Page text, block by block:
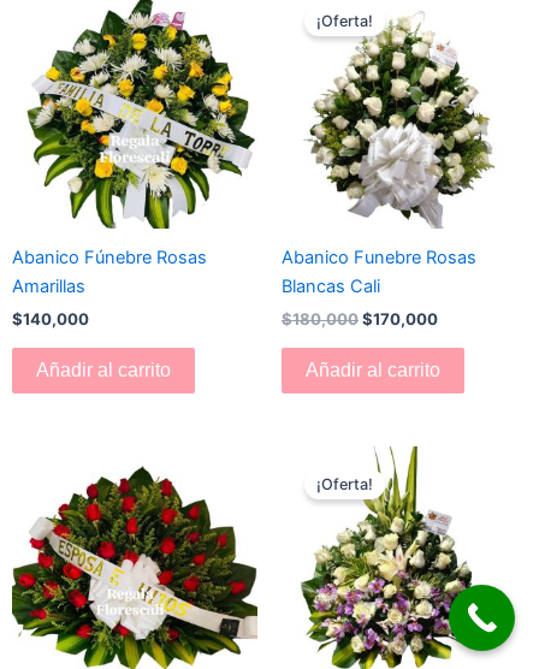
Abanico Fúnebre Rosas
Amarillas
$140,000
Añadir al carrito
¡Oferta!
Abanico Funebre Rosas
Blancas Cali
$180,000
precio
original
era:
$180,000.
$170,000
es:
$170,000.
Añadir al carrito
¡Oferta!
El
precio
original
era:
$180,000.
es:
$160,000.